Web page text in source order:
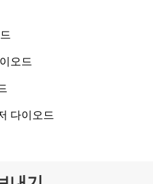
오드
다이오드